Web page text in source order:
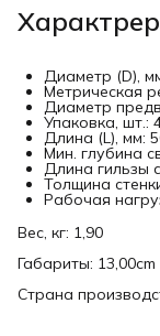
Диаметр (D),
Метрическая
Диаметр
Упаковка, шт.:
Длина (L), мм:
Мин. глубина
Длина гильзы
Толщина
Рабочая
Вес, кг: 1,90
Габариты: 13,00cm
Страна